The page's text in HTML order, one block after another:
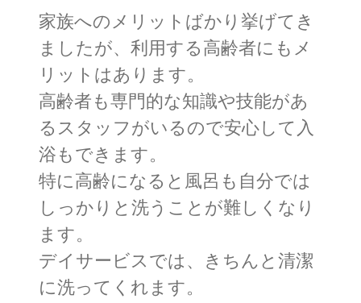
家族へのメリットばかり挙げてき
ましたが、利用する高齢者にもメ
リットはあります。
高齢者も専門的な知識や技能があ
るスタッフがいるので安心して入
浴もできます。
特に高齢になると風呂も自分では
しっかりと洗うことが難しくなり
ます。
デイサービスでは、きちんと清潔
に洗ってくれます。